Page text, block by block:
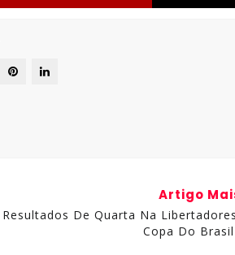
Artigo
Resultados De Quarta Na
Copa Do